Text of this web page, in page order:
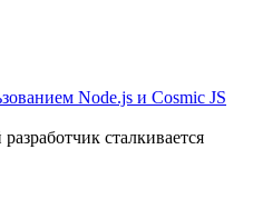
Node.js и Cosmic JS
сталкивается